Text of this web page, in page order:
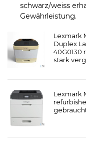
schwarz/weiss
Gewährleistung.
Lexmark
Duplex
40G0130
stark
Lexmark